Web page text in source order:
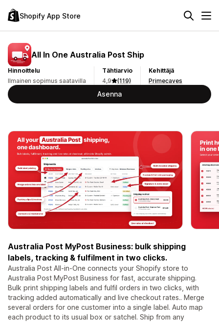
Shopify App Store
All In One Australia Post Ship
Hinnoittelu
Ilmainen sopimus saatavilla
Tähtiarvio
4,9
(119)
Kehittäjä
Primecaves
Asenna
Australia Post MyPost Business: bulk shipping
labels, tracking & fulfilment in two clicks.
Australia Post All-in-One connects your Shopify store to
Australia Post MyPost Business for fast, accurate shipping.
Bulk print shipping labels and fulfil orders in two clicks, with
tracking added automatically and live checkout rates.. Merge
several orders for one customer into a single label. Auto map
each product to its usual box or satchel. Ship from any